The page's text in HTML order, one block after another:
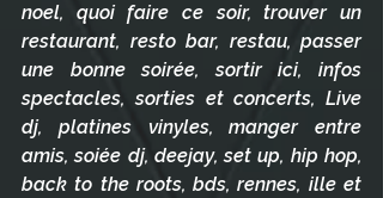
noel, quoi faire ce soir, trouver un
restaurant, resto bar, restau, passer
une bonne soirée, sortir ici, infos
spectacles, sorties et concerts, Live
dj, platines vinyles, manger entre
amis, soiée dj, deejay, set up, hip hop,
back to the roots, bds, rennes, ille et